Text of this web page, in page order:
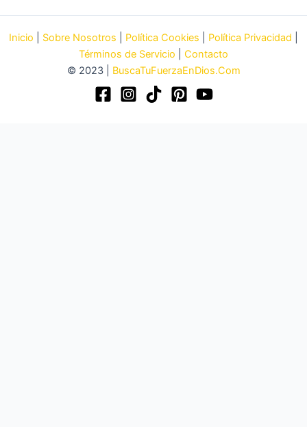
Inicio Sobre Nosotros Política Cookies Política Privacidad
Términos de Servicio
Contacto
© 2023 | BuscaTuFuerzaEnDios.Com